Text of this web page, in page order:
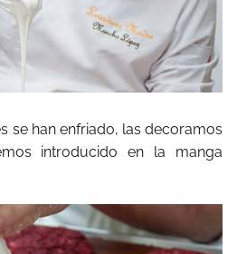
se han enfriado, las decoramos
introducido en la manga